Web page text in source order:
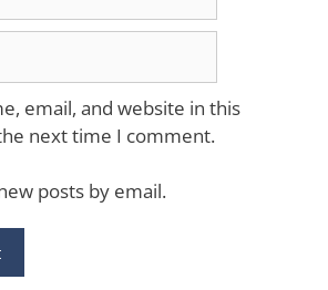
email, and website in this
next time I comment.
posts by email.